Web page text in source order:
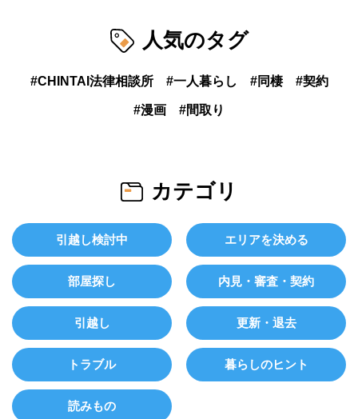
人気のタグ
CHINTAI法律相談所 一人暮らし 同棲 契約
漫画 間取り
カテゴリ
引越し検討中 エリアを決める
部屋探し 内見・審査・契約
引越し 更新・退去
トラブル 暮らしのヒント
読みもの